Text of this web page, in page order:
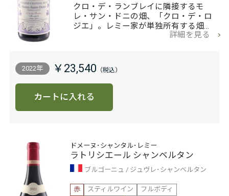
クロ・デ・ランブレイに隣接するモ
レ・サン・ドニの畑、「クロ・デ・ロ
ジエ」。レミー家が単独所有する畑…
詳細を見る
2022年 ￥23,540
カートに入れる
ドメーヌ･シャンタル･レミー
ラトリシエール シャンベルタン
ブルゴーニュ
ジュヴレ･シャンベルタン
赤
スティルワイン
フルボディ